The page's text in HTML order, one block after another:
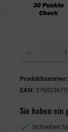
Produktnummer:
EAN:
Sie haben ein
Schreiben